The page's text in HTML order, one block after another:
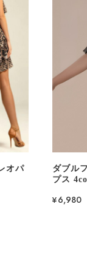
オパ
ダブル
プス
¥6,980